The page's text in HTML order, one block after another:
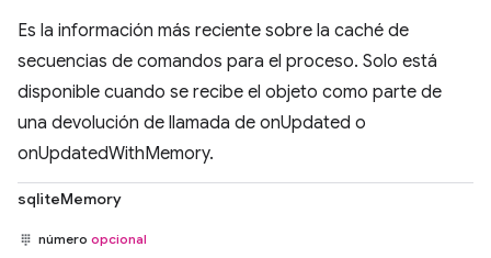
Es la información más reciente sobre la caché de
secuencias de comandos para el proceso. Solo está
disponible cuando se recibe el objeto como parte de
una devolución de llamada de onUpdated o
onUpdatedWithMemory.
sqliteMemory
número opcional